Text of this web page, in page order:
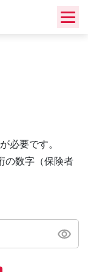
必要です。
の数字（保険者